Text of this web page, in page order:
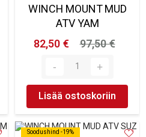
WINCH MOUNT MUD
ATV YAM
82,50 €
97,50 €
Lisää ostoskoriin
Soodushind -19%
Soodushind -19%